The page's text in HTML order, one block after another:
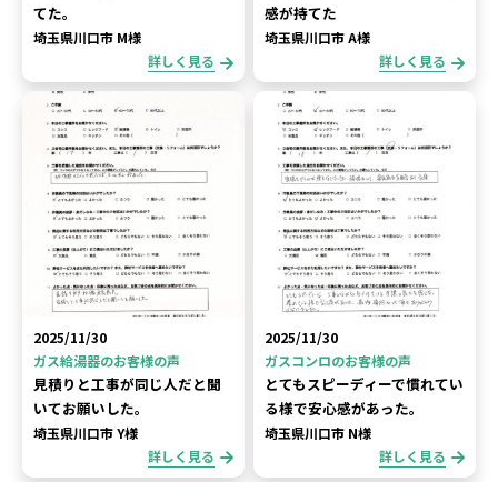
てた。
埼玉県川口市 M様
詳しく見る
感が持てた
埼玉県川口市 A様
詳しく見る
2025/11/30
ガス給湯器のお客様の声
見積りと工事が同じ人だと聞
いてお願いした。
埼玉県川口市 Y様
詳しく見る
2025/11/30
ガスコンロのお客様の声
とてもスピーディーで慣れてい
る様で安心感があった。
埼玉県川口市 N様
詳しく見る